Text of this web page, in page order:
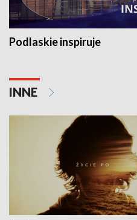
Podlaskie inspiruje
INNE